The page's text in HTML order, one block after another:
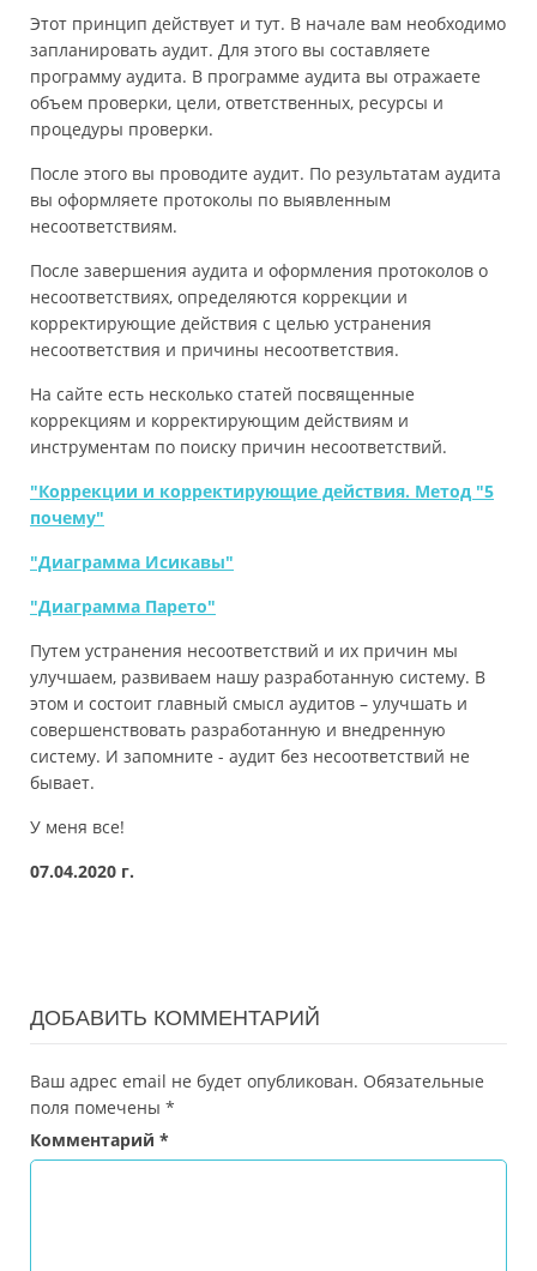
Этот принцип действует и тут. В начале вам необходимо
запланировать аудит. Для этого вы составляете
программу аудита. В программе аудита вы отражаете
объем проверки, цели, ответственных, ресурсы и
процедуры проверки.
После этого вы проводите аудит. По результатам аудита
вы оформляете протоколы по выявленным
несоответствиям.
После завершения аудита и оформления протоколов о
несоответствиях, определяются коррекции и
корректирующие действия с целью устранения
несоответствия и причины несоответствия.
На сайте есть несколько статей посвященные
коррекциям и корректирующим действиям и
инструментам по поиску причин несоответствий.
"Коррекции и корректирующие действия. Метод "5
почему"
"Диаграмма Исикавы"
"Диаграмма Парето"
Путем устранения несоответствий и их причин мы
улучшаем, развиваем нашу разработанную систему. В
этом и состоит главный смысл аудитов – улучшать и
совершенствовать разработанную и внедренную
систему. И запомните - аудит без несоответствий не
бывает.
У меня все!
07.04.2020 г.
ДОБАВИТЬ КОММЕНТАРИЙ
Ваш адрес email не будет опубликован. Обязательные
поля помечены *
Комментарий *